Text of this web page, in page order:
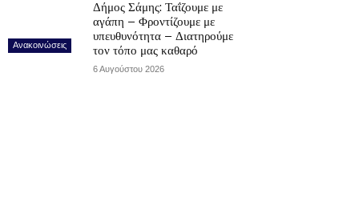
Ανακοινώσεις
Δήμος Σάμης: Ταΐζουμε με
αγάπη – Φροντίζουμε με
υπευθυνότητα – Διατηρούμε
τον τόπο μας καθαρό
6 Αυγούστου 2026